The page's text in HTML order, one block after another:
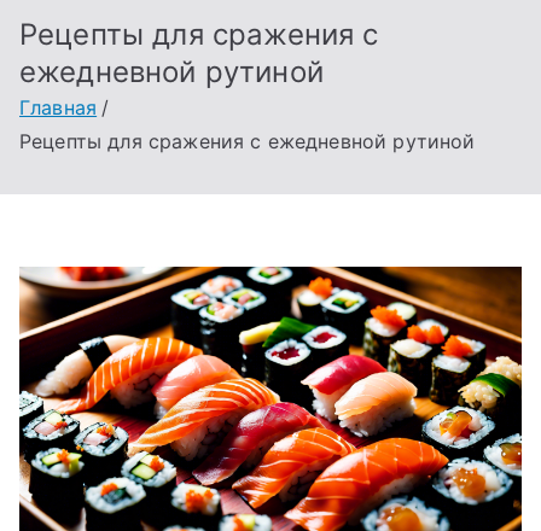
Рецепты для сражения с
ежедневной рутиной
Главная
Рецепты для сражения с ежедневной рутиной